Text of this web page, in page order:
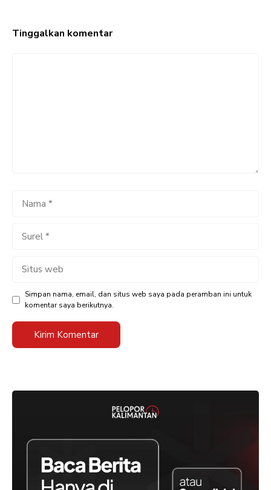
Tinggalkan komentar
Nama
Surel
Situs
Simpan nama, email, dan situs web saya pada peramban ini untuk
komentar saya berikutnya.